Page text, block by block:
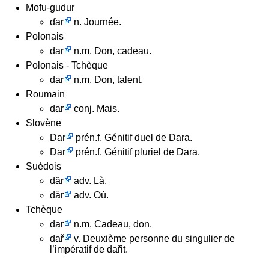
Mofu-gudur
ɗar
n. Journée.
Polonais
dar
n.m. Don, cadeau.
Polonais - Tchèque
dar
n.m. Don, talent.
Roumain
dar
conj. Mais.
Slovène
Dar
prén.f. Génitif duel de Dara.
Dar
prén.f. Génitif pluriel de Dara.
Suédois
där
adv. Là.
där
adv. Où.
Tchèque
dar
n.m. Cadeau, don.
dař
v. Deuxième personne du singulier de
l’impératif de dařit.